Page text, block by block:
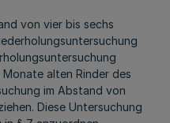
von vier bis sechs
alten Rinder des
im Abstand von
Diese Untersuchung